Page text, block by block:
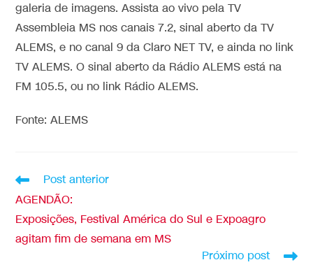
galeria de imagens. Assista ao vivo pela TV
Assembleia MS nos canais 7.2, sinal aberto da TV
ALEMS, e no canal 9 da Claro NET TV, e ainda no link
TV ALEMS. O sinal aberto da Rádio ALEMS está na
FM 105.5, ou no link Rádio ALEMS.
Fonte: ALEMS
Post anterior
AGENDÃO:
Exposições, Festival América do Sul e Expoagro
agitam fim de semana em MS
Próximo post